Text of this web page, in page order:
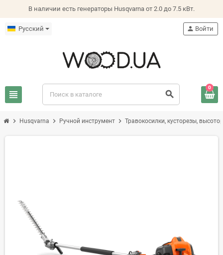
В наличии есть генераторы Husqvarna от 2.0 до 7.5 кВт.
Русский
view_headline search
person Войти
0
chevron_right Husqvarna chevron_right Ручной инструмент chevron_right Травокосилки, кусторезы,